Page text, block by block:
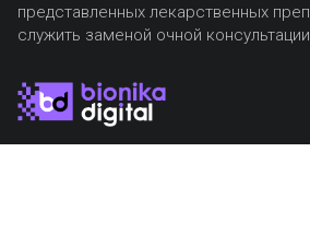
представленных лекарственных
служить заменой очной консультации